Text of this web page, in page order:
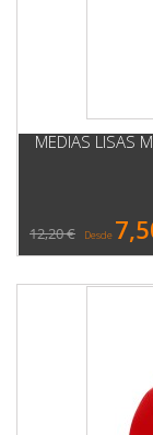
MEDIAS LISAS
12,20 € Desde